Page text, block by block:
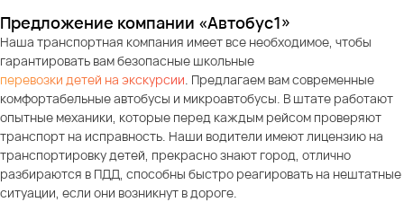
Предложение компании «Автобус1»
Наша транспортная компания имеет все необходимое, чтобы
гарантировать вам безопасные школьные
перевозки детей на экскурсии . Предлагаем вам современные
комфортабельные автобусы и микроавтобусы. В штате работают
опытные механики, которые перед каждым рейсом проверяют
транспорт на исправность. Наши водители имеют лицензию на
транспортировку детей, прекрасно знают город, отлично
разбираются в ПДД, способны быстро реагировать на нештатные
ситуации, если они возникнут в дороге.